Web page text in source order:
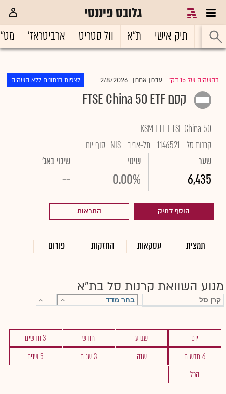
גלובס פיננסי
ראשי תיק אישי ת"א וול סטריט ארביטראז'
בהשהיה של 15 דק' |עדכון אחרון 2/8/2026 לצפות בנתונים ללא השהיה
קסם FTSE China 50 ETF
KSM ETF FTSE China 50
קרנות סל 1146521 תל-אביב NIS סוף יום
שער
6,435
שינוי
0.00%
שינוי באג'
--
הוסף לתיק התראות
תמצית עסקאות החזקות פורום
מנוע השוואת קרנות סל בת"א
יום שבוע חודש
3 חדשים
6 חדשים
שנה 3 שנים
5 שנים
הכל